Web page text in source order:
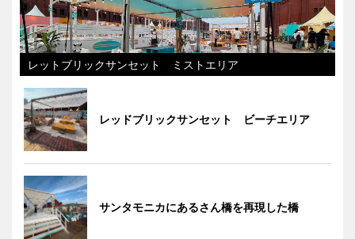
レットブリックサンセット ミストエリア
レッドブリックサンセット ビーチエリア
サンタモニカにあるさん橋を再現した橋